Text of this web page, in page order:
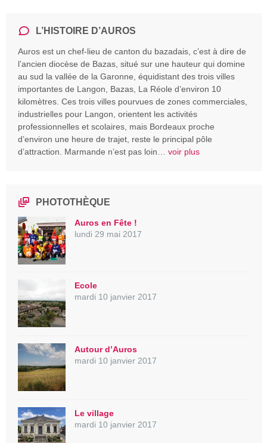
L’HISTOIRE D’AUROS
Auros est un chef-lieu de canton du bazadais, c’est à dire de
l’ancien diocèse de Bazas, situé sur une hauteur qui domine
au sud la vallée de la Garonne, équidistant des trois villes
importantes de Langon, Bazas, La Réole d’environ 10
kilomètres. Ces trois villes pourvues de zones commerciales,
industrielles pour Langon, orientent les activités
professionnelles et scolaires, mais Bordeaux proche
d’environ une heure de trajet, reste le principal pôle
d’attraction. Marmande n’est pas loin… voir plus
PHOTOTHÈQUE
Auros en Fête !
lundi 29 mai 2017
Ecole
mardi 10 janvier 2017
Autour d’Auros
mardi 10 janvier 2017
Le village
mardi 10 janvier 2017